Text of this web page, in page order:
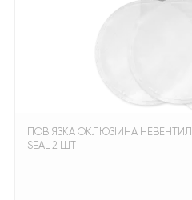
ПОВ'ЯЗКА ОКЛЮЗІЙНА
SEAL 2 ШТ